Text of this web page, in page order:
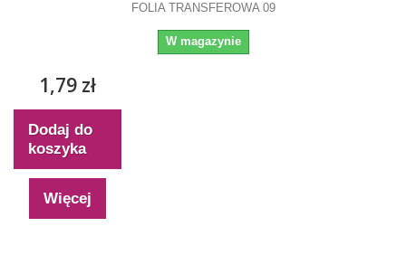
FOLIA TRANSFEROWA 09
W magazynie
1,79 zł
Dodaj do
koszyka
Więcej